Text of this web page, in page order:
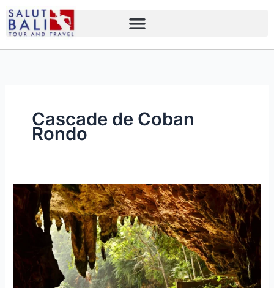
Skip
content
Cascade de Coban
Rondo
Découvrir
9
Endroits
Cachés
Java